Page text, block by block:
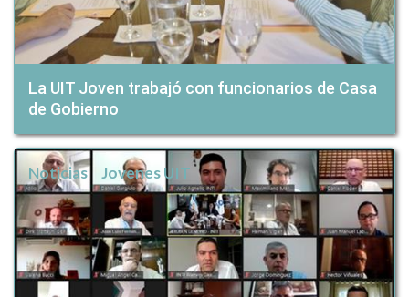
La UIT Joven trabajó con funcionarios de Casa
de Gobierno
Noticias Jovenes UIT